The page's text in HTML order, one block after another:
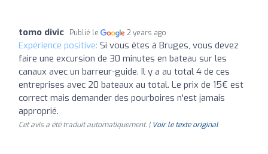
tomo divic Publié le 2 years ago
Expérience positive: Si vous êtes à Bruges, vous devez
faire une excursion de 30 minutes en bateau sur les
canaux avec un barreur-guide. Il y a au total 4 de ces
entreprises avec 20 bateaux au total. Le prix de 15€ est
correct mais demander des pourboires n'est jamais
approprié.
Cet avis a été traduit automatiquement. | Voir le texte original